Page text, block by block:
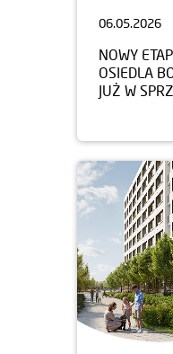
06.05.2026
NOWY ETAP
OSIEDLA
JUŻ W